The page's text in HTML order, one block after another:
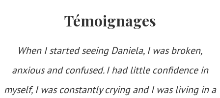
Témoignages
When I started seeing Daniela, I was broken,
anxious and confused. I had little confidence in
myself, I was constantly crying and I was living in a